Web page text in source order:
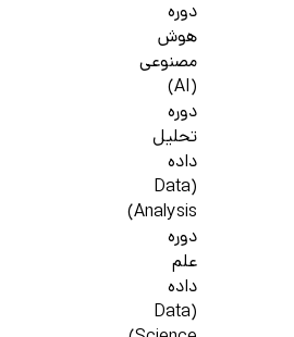
دوره
هوش
مصنوعی
(AI)
دوره
تحلیل
داده
(Data
Analysis)
دوره
علم
داده
(Data